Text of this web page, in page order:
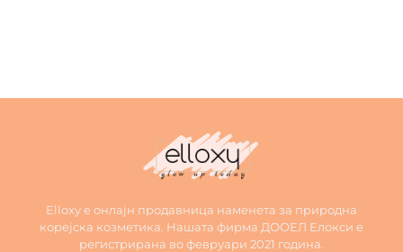
Elloxy е онлајн продавница наменета за природна
корејска козметика. Нашата фирма ДООЕЛ Елокси е
регистрирана во февруари 2021 година.